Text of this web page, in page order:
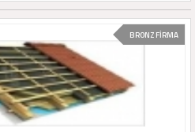
BRONZ FİRMA